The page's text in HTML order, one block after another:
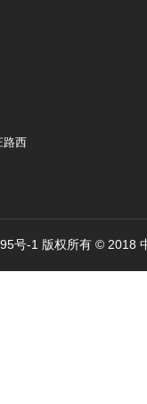
路西
号-1 版权所有 © 2018